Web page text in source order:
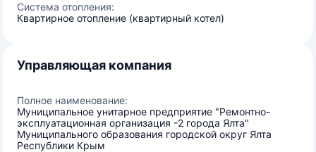
Система отопления:
Квартирное отопление (квартирный котел)
Управляющая компания
Полное наименование:
Муниципальное унитарное предприятие "Ремонтно-
эксплуатационная организация -2 города Ялта"
Муниципального образования городской округ Ялта
Республики Крым